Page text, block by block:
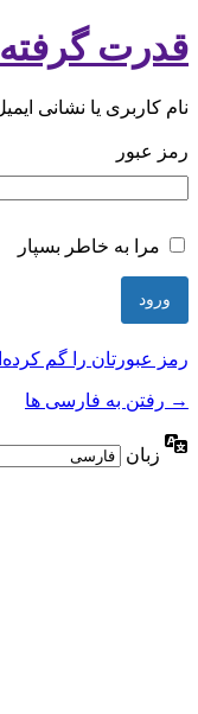
قدرت
نام کاربری یا نشانی
رمز عبور
مرا به خاطر بسپار
رمز عبورتان را گم
→ رفتن به فارسی ها
زبان